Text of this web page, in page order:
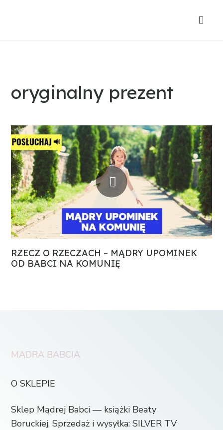
oryginalny prezent
RZECZ O RZECZACH – MĄDRY UPOMINEK
OD BABCI NA KOMUNIĘ
MĄDRA BABCIA
O SKLEPIE
Sklep Mądrej Babci — książki Beaty
Boruckiej. Sprzedaż i wysyłka: SILVER TV